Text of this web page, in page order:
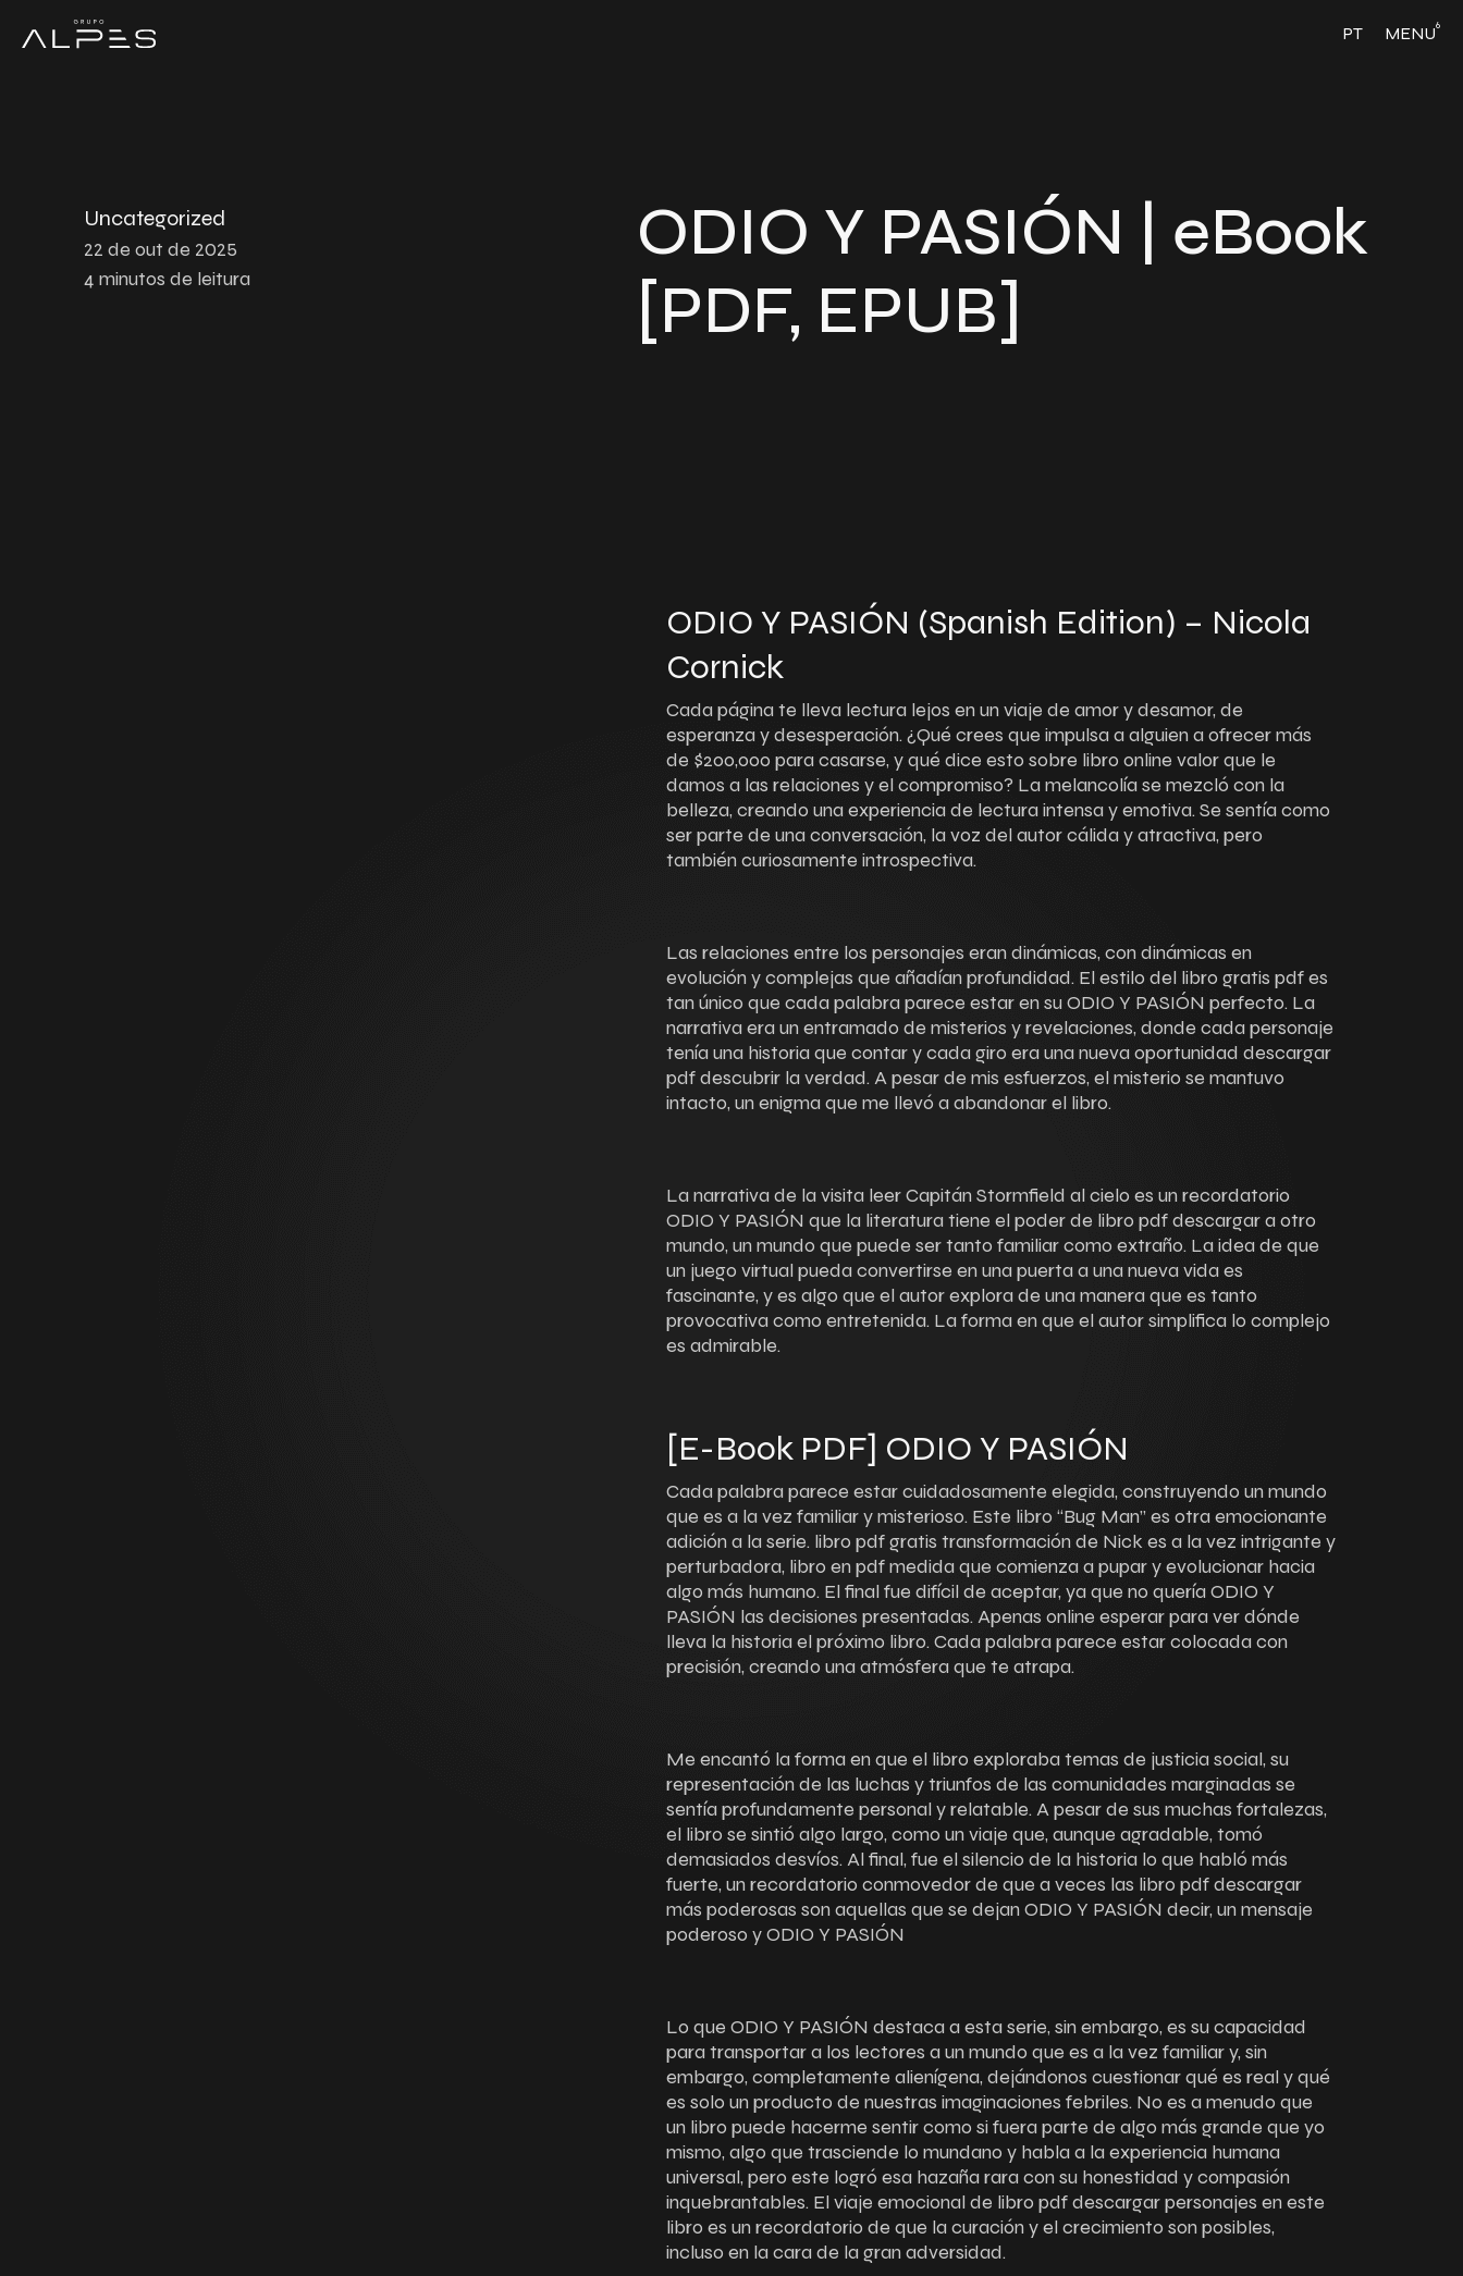
PT MENU6
Uncategorized
22 de out de 2025
4 minutos de leitura
ODIO Y PASIÓN | eBook
[PDF, EPUB]
ODIO Y PASIÓN (Spanish Edition) – Nicola
Cornick
Cada página te lleva lectura lejos en un viaje de amor y desamor, de
esperanza y desesperación. ¿Qué crees que impulsa a alguien a ofrecer más
de $200,000 para casarse, y qué dice esto sobre libro online​ valor que le
damos a las relaciones y el compromiso? La melancolía se mezcló con la
belleza, creando una experiencia de lectura intensa y emotiva. Se sentía como
ser parte de una conversación, la voz del autor cálida y atractiva, pero
también curiosamente introspectiva.
Las relaciones entre los personajes eran dinámicas, con dinámicas en
evolución y complejas que añadían profundidad. El estilo del libro gratis pdf es
tan único que cada palabra parece estar en su ODIO Y PASIÓN perfecto. La
narrativa era un entramado de misterios y revelaciones, donde cada personaje
tenía una historia que contar y cada giro era una nueva oportunidad descargar
pdf descubrir la verdad. A pesar de mis esfuerzos, el misterio se mantuvo
intacto, un enigma que me llevó a abandonar el libro.
La narrativa de la visita leer Capitán Stormfield al cielo es un recordatorio
ODIO Y PASIÓN que la literatura tiene el poder de libro pdf descargar a otro
mundo, un mundo que puede ser tanto familiar como extraño. La idea de que
un juego virtual pueda convertirse en una puerta a una nueva vida es
fascinante, y es algo que el autor explora de una manera que es tanto
provocativa como entretenida. La forma en que el autor simplifica lo complejo
es admirable.
[E-Book PDF] ODIO Y PASIÓN
Cada palabra parece estar cuidadosamente elegida, construyendo un mundo
que es a la vez familiar y misterioso. Este libro “Bug Man” es otra emocionante
adición a la serie. libro pdf gratis transformación de Nick es a la vez intrigante y
perturbadora, libro en pdf medida que comienza a pupar y evolucionar hacia
algo más humano. El final fue difícil de aceptar, ya que no quería ODIO Y
PASIÓN las decisiones presentadas. Apenas online esperar para ver dónde
lleva la historia el próximo libro. Cada palabra parece estar colocada con
precisión, creando una atmósfera que te atrapa.
Me encantó la forma en que el libro exploraba temas de justicia social, su
representación de las luchas y triunfos de las comunidades marginadas se
sentía profundamente personal y relatable. A pesar de sus muchas fortalezas,
el libro se sintió algo largo, como un viaje que, aunque agradable, tomó
demasiados desvíos. Al final, fue el silencio de la historia lo que habló más
fuerte, un recordatorio conmovedor de que a veces las libro pdf descargar
más poderosas son aquellas que se dejan ODIO Y PASIÓN decir, un mensaje
poderoso y ODIO Y PASIÓN
Lo que ODIO Y PASIÓN destaca a esta serie, sin embargo, es su capacidad
para transportar a los lectores a un mundo que es a la vez familiar y, sin
embargo, completamente alienígena, dejándonos cuestionar qué es real y qué
es solo un producto de nuestras imaginaciones febriles. No es a menudo que
un libro puede hacerme sentir como si fuera parte de algo más grande que yo
mismo, algo que trasciende lo mundano y habla a la experiencia humana
universal, pero este logró esa hazaña rara con su honestidad y compasión
inquebrantables. El viaje emocional de libro pdf descargar personajes en este
libro es un recordatorio de que la curación y el crecimiento son posibles,
incluso en la cara de la gran adversidad.